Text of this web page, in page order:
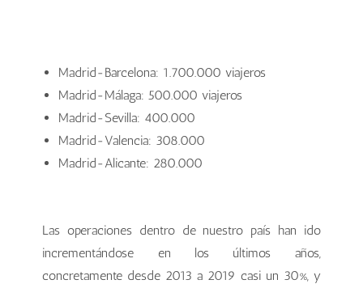
Madrid-Barcelona: 1.700.000 viajeros
Madrid-Málaga: 500.000 viajeros
Madrid-Sevilla: 400.000
Madrid-Valencia: 308.000
Madrid-Alicante: 280.000
Las operaciones dentro de nuestro país han ido
incrementándose en los últimos años,
concretamente desde 2013 a 2019 casi un 30%, y